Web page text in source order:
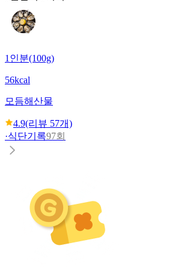
1인분(100g)
56kcal
모듬해산물
4.9(리뷰 57개)
·식단기록97회